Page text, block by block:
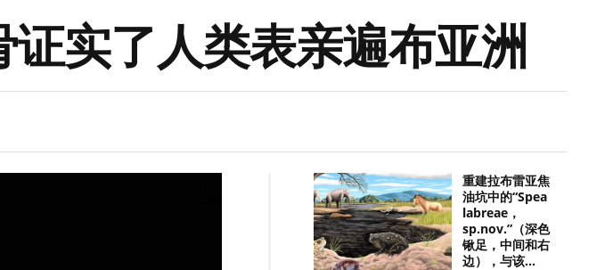
实了人类表亲遍布亚洲
重建拉布雷亚焦
油坑中的“Spea
labreae，
sp.nov.”（深色
锹足，中间和右
边），与该...